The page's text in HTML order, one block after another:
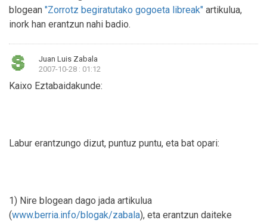
blogean "Zorrotz begiratutako gogoeta libreak" artikulua,
inork han erantzun nahi badio.
Juan Luis Zabala
2007-10-28 : 01:12
Kaixo Eztabaidakunde:
Labur erantzungo dizut, puntuz puntu, eta bat opari:
1) Nire blogean dago jada artikulua
(www.berria.info/blogak/zabala), eta erantzun daiteke